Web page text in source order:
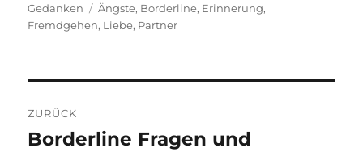
Gedanken
Schlagwörter
Ängste, Borderline, Erinnerung,
Fremdgehen, Liebe, Partner
ZURÜCK
Vorheriger
Borderline Fragen und